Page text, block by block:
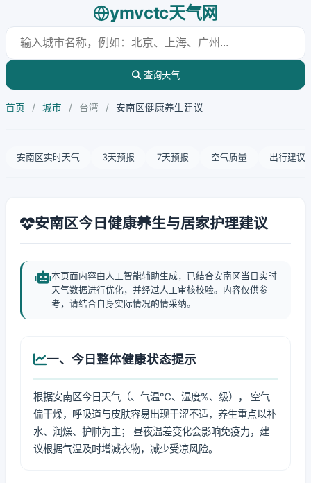
ymvctc天气网
查询天气
首页 / 城市 / 台湾 / 安南区健康养生建议
安南区实时天气 3天预报 7天预报 空气质量 出行建议
安南区今日健康养生与居家护理建议
本页面内容由人工智能辅助生成，已结合安南区当日实时
天气数据进行优化，并经过人工审核校验。内容仅供参
考，请结合自身实际情况酌情采纳。
一、今日整体健康状态提示
根据安南区今日天气（、气温℃、湿度%、级）， 空气
偏干燥，呼吸道与皮肤容易出现干涩不适，养生重点以补
水、润燥、护肺为主； 昼夜温差变化会影响免疫力，建
议根据气温及时增减衣物，减少受凉风险。